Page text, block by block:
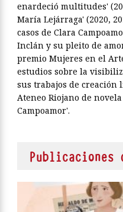
enardeció multitudes'
María Lejárraga' (2020,
casos de Clara
Inclán y su pleito de
premio Mujeres en el
estudios sobre la
sus trabajos de creación
Ateneo Riojano de
Campoamor'.